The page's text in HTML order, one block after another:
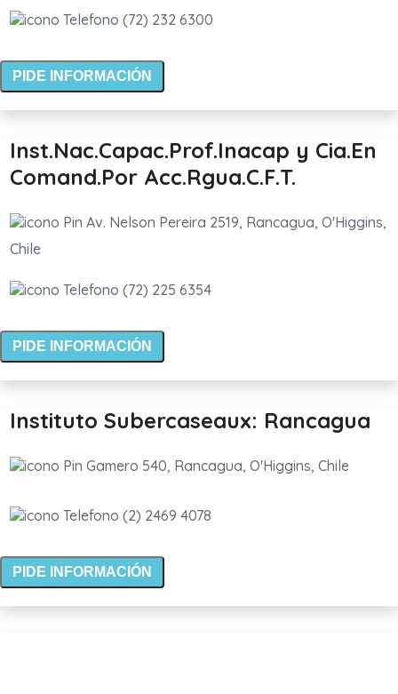
(72) 232 6300
PIDE INFORMACIÓN
Inst.Nac.Capac.Prof.Inacap y Cia.En
Comand.Por Acc.Rgua.C.F.T.
Av. Nelson Pereira 2519, Rancagua, O'Higgins,
Chile
(72) 225 6354
PIDE INFORMACIÓN
Instituto Subercaseaux: Rancagua
Gamero 540, Rancagua, O'Higgins, Chile
(2) 2469 4078
PIDE INFORMACIÓN